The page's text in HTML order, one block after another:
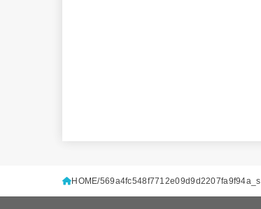
HOME 569a4fc548f7712e09d9d2207fa9f94a_s